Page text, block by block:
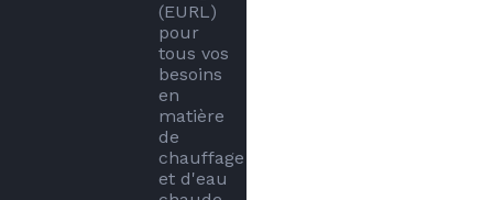
(EURL)
pour
tous vos
besoins
en
matière
de
chauffage
et d'eau